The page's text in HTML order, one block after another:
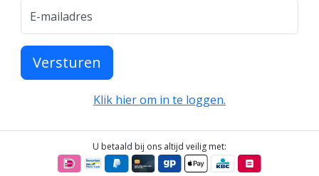
E-mailadres
Versturen
Klik hier om in te loggen.
U betaald bij ons altijd veilig met: